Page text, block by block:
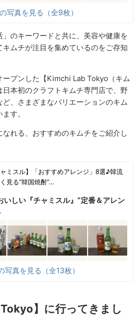
写真を見る（全9枚）
のキーワードと共に、美容や健康を
ムチが注目を集めているのをご存知
プンした【Kimchi Lab Tokyo（キム
本初のクラフトキムチ専門店で、野
、さまざまなバリエーションのキム
す。
れる、おすすめのキムチをご紹介し
ミスル】「おすすめアレンジ」8選♪韓流
見る“韓国焼酎”…
いしい『チャミスル』“定番＆アレン
写真を見る（全13枚）
】に行ってきまし